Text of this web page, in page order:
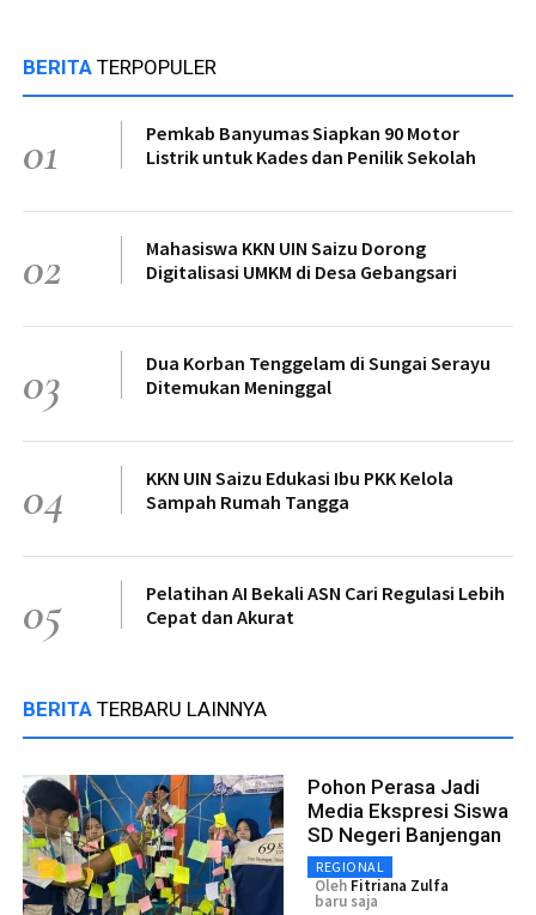
BERITA TERPOPULER
01
Pemkab Banyumas Siapkan 90 Motor
Listrik untuk Kades dan Penilik Sekolah
02
Mahasiswa KKN UIN Saizu Dorong
Digitalisasi UMKM di Desa Gebangsari
03
Dua Korban Tenggelam di Sungai Serayu
Ditemukan Meninggal
04
KKN UIN Saizu Edukasi Ibu PKK Kelola
Sampah Rumah Tangga
05
Pelatihan AI Bekali ASN Cari Regulasi Lebih
Cepat dan Akurat
BERITA TERBARU LAINNYA
Pohon Perasa Jadi
Media Ekspresi Siswa
SD Negeri Banjengan
REGIONAL
Oleh Fitriana Zulfa
baru saja